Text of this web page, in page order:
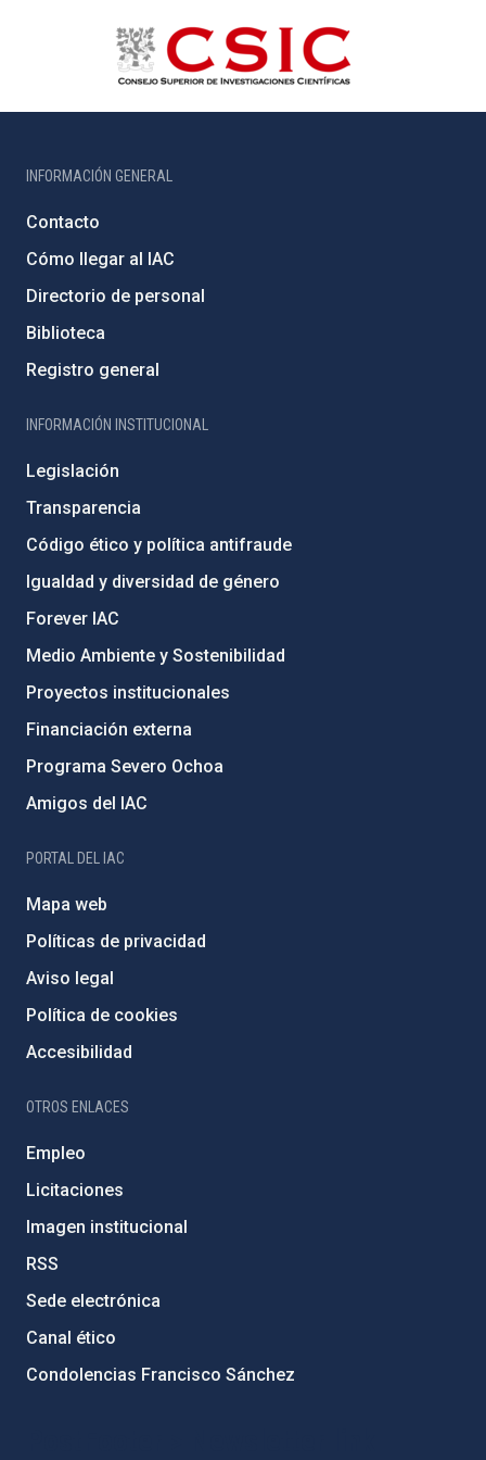
INFORMACIÓN GENERAL
Contacto
Cómo llegar al IAC
Directorio de personal
Biblioteca
Registro general
INFORMACIÓN INSTITUCIONAL
Legislación
Transparencia
Código ético y política antifraude
Igualdad y diversidad de género
Forever IAC
Medio Ambiente y Sostenibilidad
Proyectos institucionales
Financiación externa
Programa Severo Ochoa
Amigos del IAC
PORTAL DEL IAC
Mapa web
Políticas de privacidad
Aviso legal
Política de cookies
Accesibilidad
OTROS ENLACES
Empleo
Licitaciones
Imagen institucional
RSS
Sede electrónica
Canal ético
Condolencias Francisco Sánchez